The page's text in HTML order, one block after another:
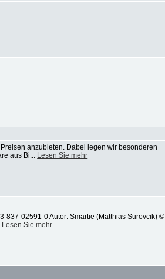
anzubieten. Dabei legen wir besonderen
aus Bi... Lesen Sie mehr
837-02591-0 Autor: Smartie (Matthias Surovcik) ©
Lesen Sie mehr